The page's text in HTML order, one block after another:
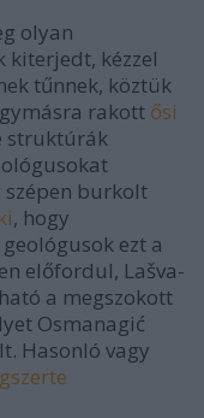
olyan
kézzel
tűnnek, köztük
rakott ősi
struktúrák
szépen burkolt
, hogy
ezt a
előfordul, Lašva-
a megszokott
Osmanagić
Hasonló vagy